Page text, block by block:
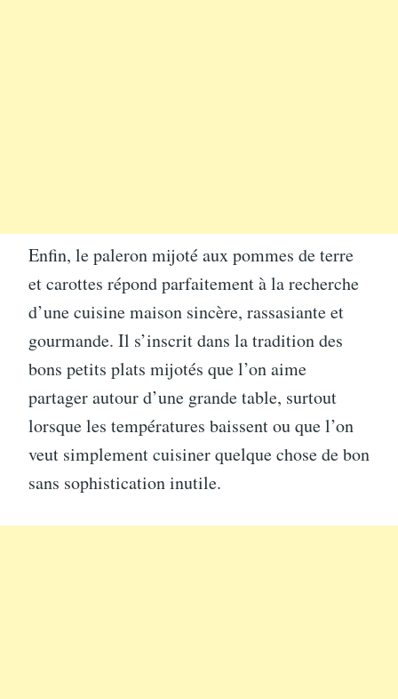
Enfin, le paleron mijoté aux pommes de terre
et carottes répond parfaitement à la recherche
d’une cuisine maison sincère, rassasiante et
gourmande. Il s’inscrit dans la tradition des
bons petits plats mijotés que l’on aime
partager autour d’une grande table, surtout
lorsque les températures baissent ou que l’on
veut simplement cuisiner quelque chose de bon
sans sophistication inutile.